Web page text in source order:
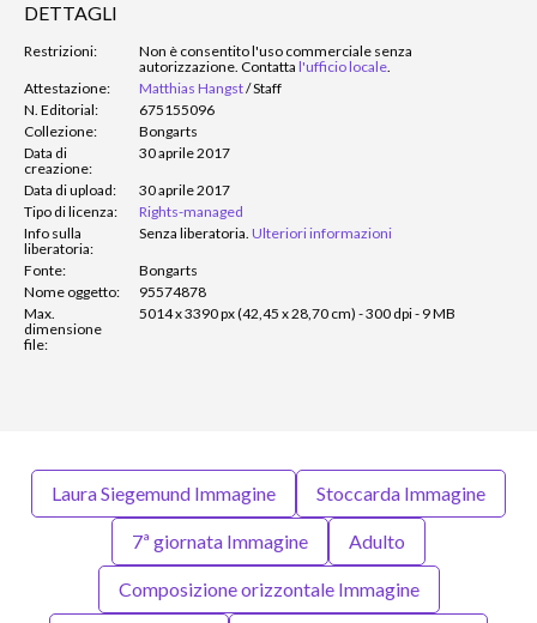
DETTAGLI
Restrizioni:
Non è consentito l'uso commerciale senza
autorizzazione. Contatta l'ufficio locale.
Attestazione:
Matthias Hangst/Staff
N. Editorial:
675155096
Collezione:
Bongarts
Data di
creazione:
30 aprile 2017
Data di upload:
30 aprile 2017
Tipo di licenza:
Rights-managed
Info sulla
liberatoria:
Senza liberatoria. Ulteriori informazioni
Fonte:
Bongarts
Nome oggetto:
95574878
Max.
dimensione
file:
5014 x 3390 px (42,45 x 28,70 cm) - 300 dpi - 9 MB
Laura Siegemund Immagine Stoccarda Immagine
7ª giornata Immagine Adulto
Composizione orizzontale Immagine